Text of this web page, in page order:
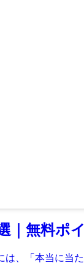
｜無料ポ
、「本当に当